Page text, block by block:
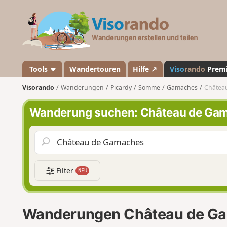
a
n
d
o
Tools Wandertouren Hilfe ↗ Visorando
Visorando Wanderungen Picardy Somme Gamaches
Wanderung suchen: Château de
Filter NEU
Wanderungen Château de